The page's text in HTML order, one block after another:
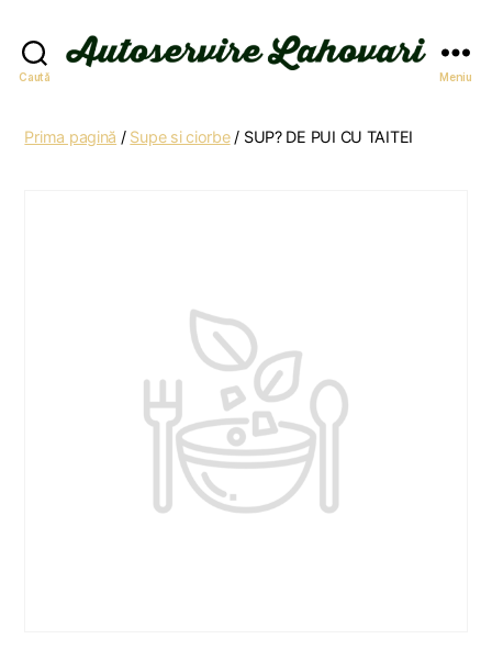
Caută Meniu
Prima pagină / Supe si ciorbe/ SUP? DE PUI CU TAITEI